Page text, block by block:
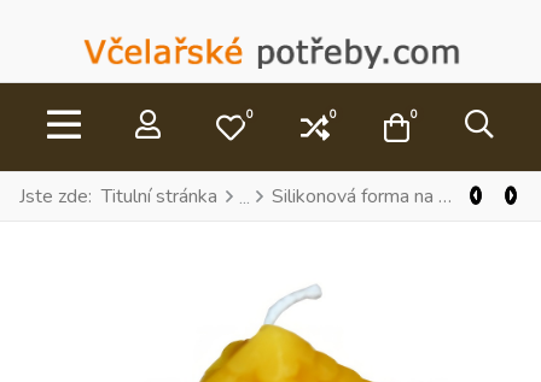
Moje přání
0 Porovnat
0 Košík
0
Jste zde:Titulní stránka Silikonová forma na svíčky LZ220